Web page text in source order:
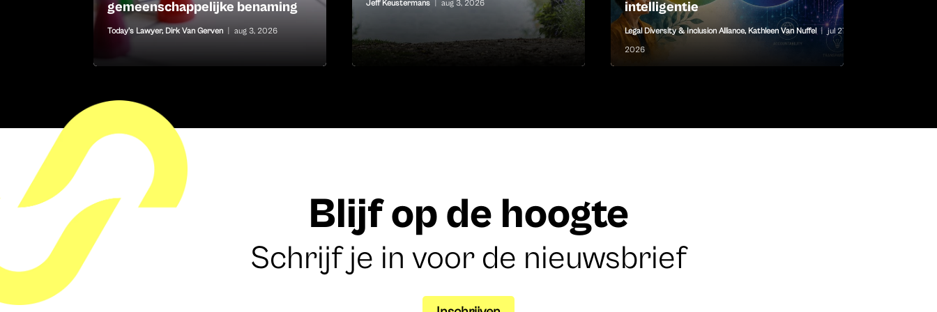
gemeenschappelijke benaming
Today's Lawyer, Dirk Van Gerven aug 3, 2026
Jeff Keustermans aug 3, 2026
intelligentie
Legal Diversity & Inclusion Alliance, Kathleen Van Nuffel | jul 27,
2026
Blijf op de hoogte
Schrijf je in voor de nieuwsbrief